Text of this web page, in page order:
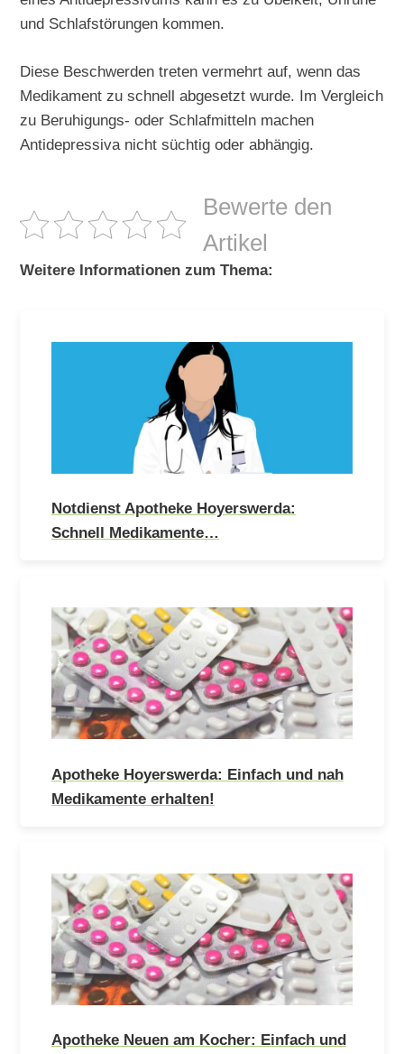
und Schlafstörungen kommen.
Diese Beschwerden treten vermehrt auf, wenn das
Medikament zu schnell abgesetzt wurde. Im Vergleich
zu Beruhigungs- oder Schlafmitteln machen
Antidepressiva nicht süchtig oder abhängig.
Bewerte den
Artikel
Weitere Informationen zum Thema:
Notdienst Apotheke Hoyerswerda:
Schnell Medikamente…
Apotheke Hoyerswerda: Einfach und nah
Medikamente erhalten!
Apotheke Neuen am Kocher: Einfach und